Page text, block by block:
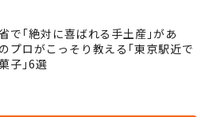
で｢絶対に喜ばれる手土産｣があ
プロがこっそり教える｢東京駅近で
子｣6選